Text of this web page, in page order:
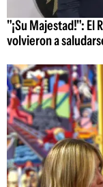
"¡Su Majestad!": El
volvieron a